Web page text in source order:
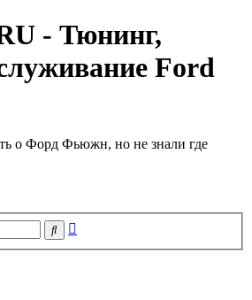
- Тюнинг,
Ford
о Форд Фьюжн, но не знали где
Поиск